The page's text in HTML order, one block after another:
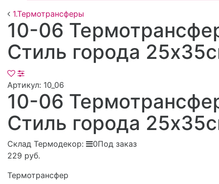
1.Термотрансферы
10-06
Стиль города
Артикул: 10_06
10-06
Стиль города
Склад Термодекор:
0Под заказ
229 руб.
Термотрансфер